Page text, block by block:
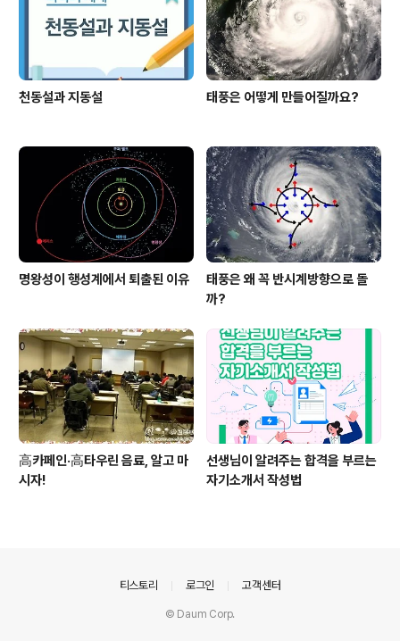
천동설과 지동설 태풍은 어떻게 만들어질까요?
명왕성이 행성계에서 퇴출된 이유
태풍은 왜 꼭 반시계방향으로 돌
까?
高카페인·高타우린 음료, 알고 마
시자!
선생님이 알려주는 합격을 부르는
자기소개서 작성법
티스토리 로그인 고객센터
© Daum Corp.